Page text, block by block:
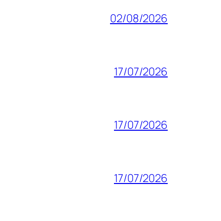
02/08/2026
17/07/2026
17/07/2026
17/07/2026